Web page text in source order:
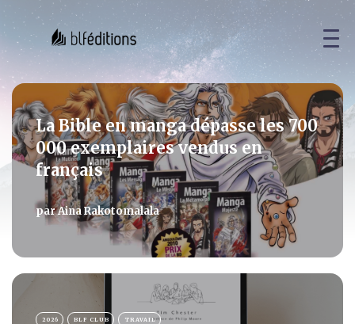
La Bible en manga dépasse les 700
000 exemplaires vendus en
français
parAina Rakotomalala
2026 BLF CLUB TRAVAIL